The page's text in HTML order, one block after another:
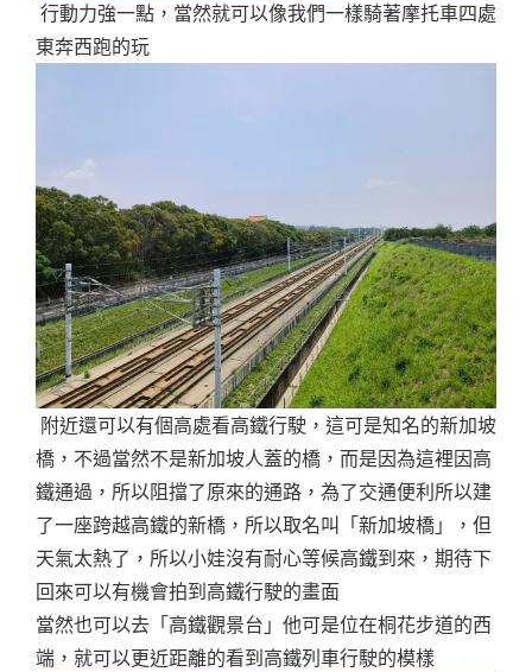
行動力強一點，當然就可以像我們一樣騎著摩托車四處
東奔西跑的玩
附近還可以有個高處看高鐵行駛，這可是知名的新加坡
橋，不過當然不是新加坡人蓋的橋，而是因為這裡因高
鐵通過，所以阻擋了原來的通路，為了交通便利所以建
了一座跨越高鐵的新橋，所以取名叫「新加坡橋」，但
天氣太熱了，所以小娃沒有耐心等候高鐵到來，期待下
回來可以有機會拍到高鐵行駛的畫面
當然也可以去「高鐵觀景台」他可是位在桐花步道的西
端，就可以更近距離的看到高鐵列車行駛的模樣